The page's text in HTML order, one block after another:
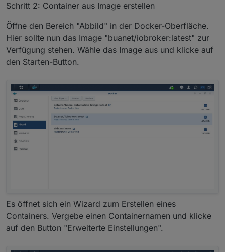
Schritt 2: Container aus Image erstellen
Öffne den Bereich "Abbild" in der Docker-Oberfläche.
Hier sollte nun das Image "buanet/iobroker:latest" zur
Verfügung stehen. Wähle das Image aus und klicke auf
den Starten-Button.
Es öffnet sich ein Wizard zum Erstellen eines
Containers. Vergebe einen Containernamen und klicke
auf den Button "Erweiterte Einstellungen".